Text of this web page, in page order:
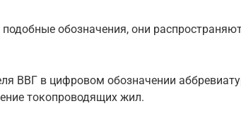
подобные обозначения, они
ВВГ в цифровом обозначении
токопроводящих жил.